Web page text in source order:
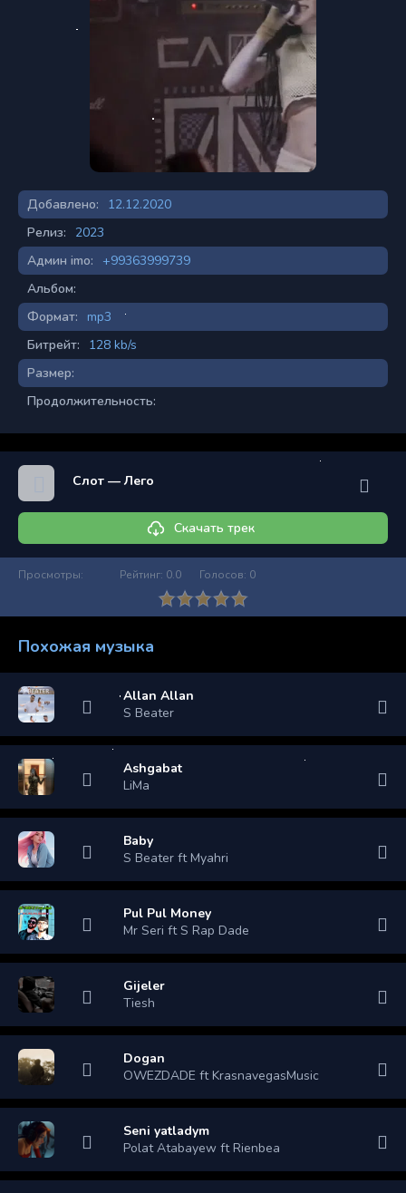
Добавлено:
12.12.2020
Релиз:
2023
Админ imo:
+99363999739
Альбом:
Формат:
mp3
Битрейт:
128 kb/s
Размер:
Продолжительность:
Слот — Лего
Скачать трек
Просмотры: Рейтинг: 0.0 Голосов: 0
Похожая музыка
Allan Allan
S Beater
Ashgabat
LiMa
Baby
S Beater ft Myahri
Pul Pul Money
Mr Seri ft S Rap Dade
Gijeler
Tiesh
Dogan
OWEZDADE ft KrasnavegasMusic
Seni yatladym
Polat Atabayew ft Rienbea